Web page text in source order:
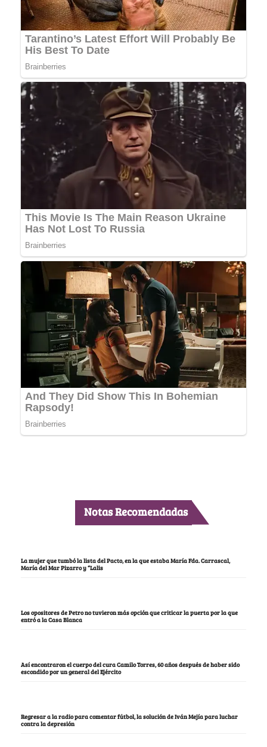
Notas Recomendadas
La mujer que tumbó la lista del Pacto, en la que estaba María Fda. Carrascal,
María del Mar Pizarro y “Lalis
Los opositores de Petro no tuvieron más opción que criticar la puerta por la que
entró a la Casa Blanca
Así encontraron el cuerpo del cura Camilo Torres, 60 años después de haber sido
escondido por un general del Ejército
Regresar a la radio para comentar fútbol, la solución de Iván Mejía para luchar
contra la depresión